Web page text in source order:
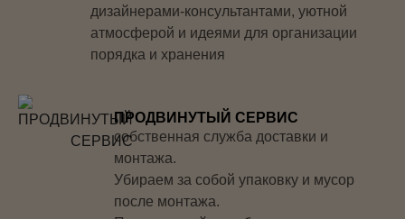
дизайнерами-консультантами, уютной
атмосферой и идеями для организации
порядка и хранения
ПРОДВИНУТЫЙ СЕРВИС
собственная служба доставки и
монтажа.
Убираем за собой упаковку и мусор
после монтажа.